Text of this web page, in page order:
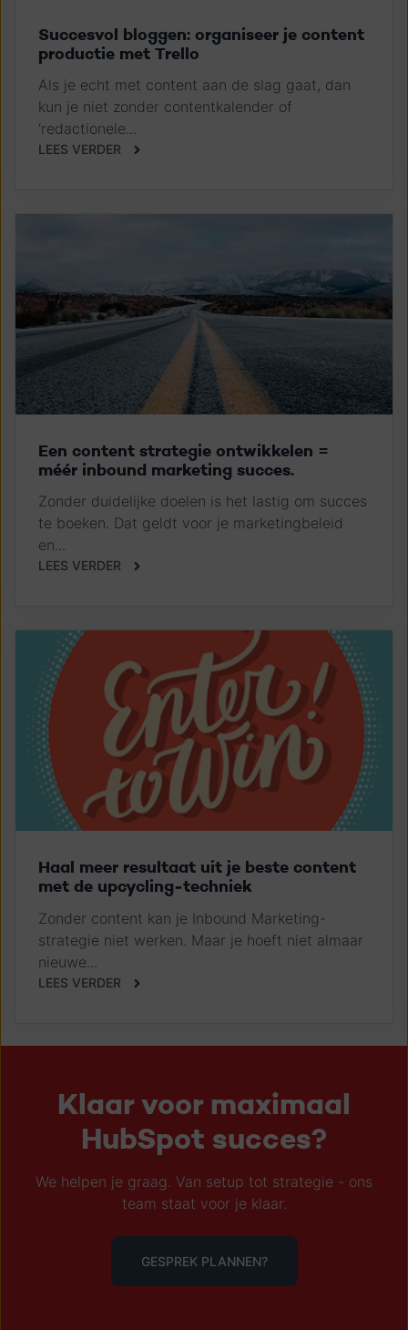
Succesvol bloggen: organiseer je content
productie met Trello
Als je echt met content aan de slag gaat, dan
kun je niet zonder contentkalender of
‘redactionele...
LEES VERDER
Een content strategie ontwikkelen =
méér inbound marketing succes.
Zonder duidelijke doelen is het lastig om succes
te boeken. Dat geldt voor je marketingbeleid
en...
LEES VERDER
Haal meer resultaat uit je beste content
met de upcycling-techniek
Zonder content kan je Inbound Marketing-
strategie niet werken. Maar je hoeft niet almaar
nieuwe...
LEES VERDER
Klaar voor maximaal
HubSpot succes?
We helpen je graag. Van setup tot strategie - ons
team staat voor je klaar.
GESPREK PLANNEN?